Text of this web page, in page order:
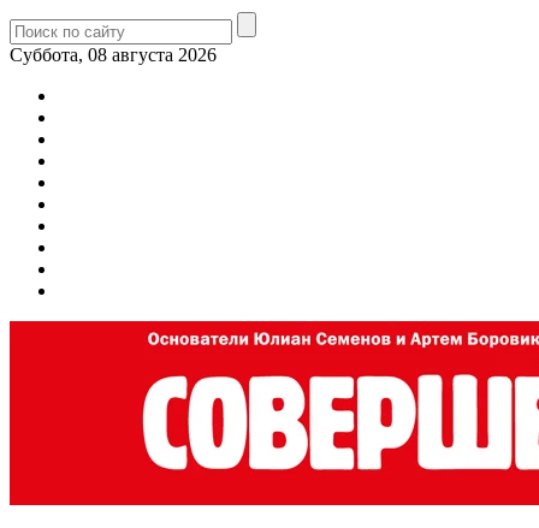
Суббота, 08 августа 2026